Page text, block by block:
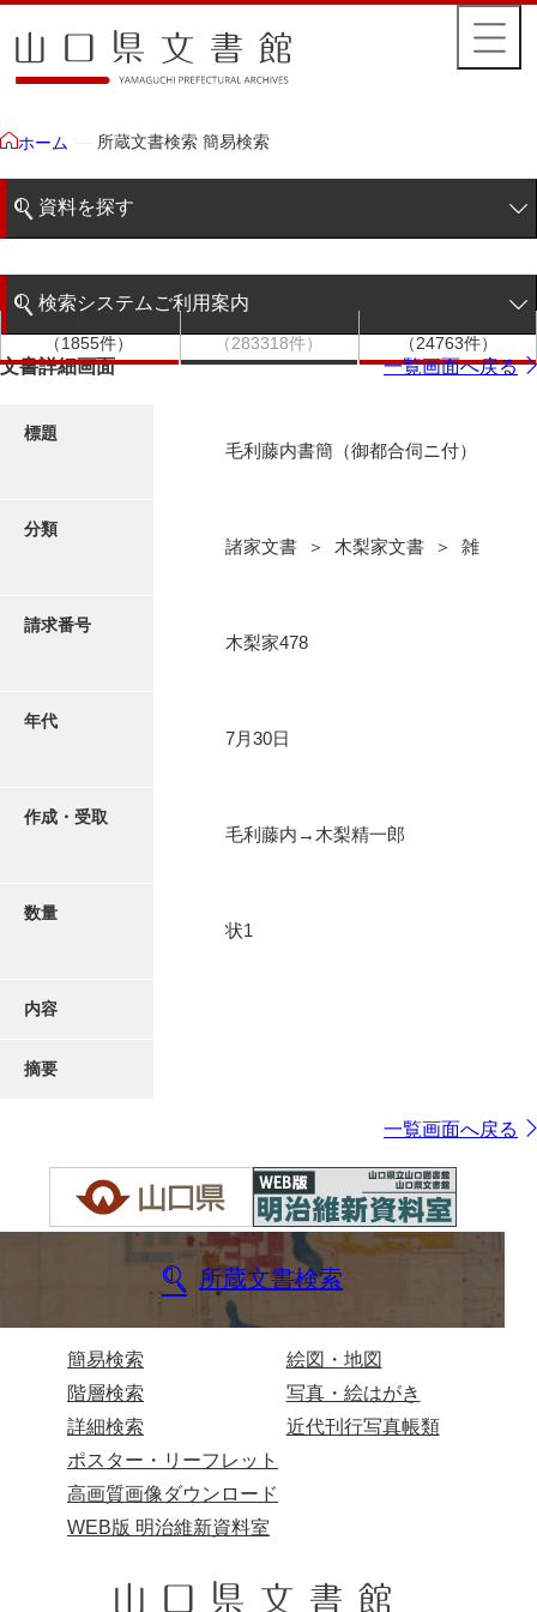
ホーム 所蔵文書検索 簡易検索
資料を探す
階層検索
写真・絵はがき
近代刊行写真帳類
検索システムご利用案内
検索システムの利用について
（1855件）
（283318件）
（24763件）
文書詳細画面 一覧画面へ戻る
標題
毛利藤内書簡（御都合伺ニ付）
分類
諸家文書 ＞ 木梨家文書 ＞ 雑
請求番号
木梨家478
年代
7月30日
作成・受取
毛利藤内→木梨精一郎
数量
状1
内容
摘要
一覧画面へ戻る
所蔵文書検索
簡易検索
階層検索
詳細検索
絵図・地図
写真・絵はがき
近代刊行写真帳類
ポスター・リーフレット
高画質画像ダウンロード
WEB版 明治維新資料室